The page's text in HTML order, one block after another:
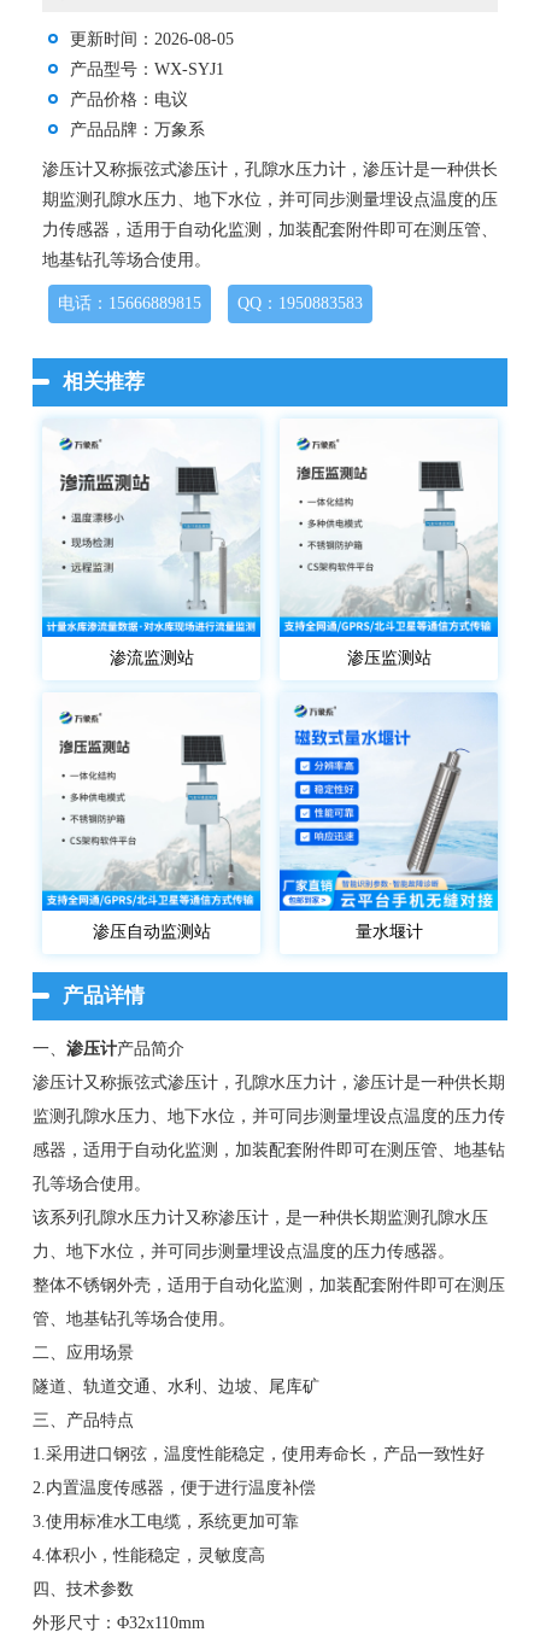
更新时间：2026-08-05
产品型号：WX-SYJ1
产品价格：电议
产品品牌：万象系
渗压计又称振弦式渗压计，孔隙⽔压⼒计，渗压计是⼀种供⻓
期监测孔隙⽔压⼒、地下⽔位，并可同步测量埋设点温度的压
⼒传感器，适⽤于⾃动化监测，加装配套附件即可在测压管、
地基钻孔等场合使⽤。
电话：15666889815 QQ：1950883583
相关推荐
渗流监测站 渗压监测站
渗压自动监测站 量水堰计
产品详情
一、 渗压计产品简介
渗压计又称振弦式渗压计，孔隙⽔压⼒计，渗压计是⼀种供⻓期
监测孔隙⽔压⼒、地下⽔位，并可同步测量埋设点温度的压⼒传
感器，适⽤于⾃动化监测，加装配套附件即可在测压管、地基钻
孔等场合使⽤。
该系列孔隙⽔压⼒计⼜称渗压计，是⼀种供⻓期监测孔隙⽔压
⼒、地下⽔位，并可同步测量埋设点温度的压⼒传感器。
整体不锈钢外壳，适⽤于⾃动化监测，加装配套附件即可在测压
管、地基钻孔等场合使⽤。
二、应用场景
隧道、轨道交通、水利、边坡、尾库矿
三、产品特点
1.采⽤进⼝钢弦，温度性能稳定，使⽤寿命⻓，产品⼀致性好
2.内置温度传感器，便于进⾏温度补偿
3.使⽤标准⽔⼯电缆，系统更加可靠
4.体积⼩，性能稳定，灵敏度⾼
四、技术参数
外形尺⼨：Φ32x110mm